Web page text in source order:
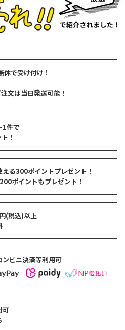
で受け付け！
文は当日発送可能！
1件で
！
える300ポイントプレゼント！
200ポイントもプレゼント！
(税込)以上
ビニ決済等利用可
可